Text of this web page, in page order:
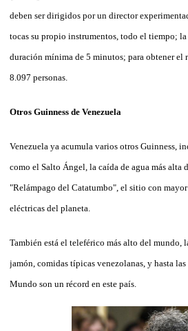
deben ser dirigidos por un director
tocas su propio instrumentos, todo el tiempo; la
duración mínima de 5 minutos; para obtener el
8.097 personas.
Otros Guinness de Venezuela
Venezuela ya acumula varios otros Guinness,
como el Salto Ángel, la caída de agua más alta
"Relámpago del Catatumbo", el sitio con
eléctricas del planeta.
También está el teleférico más alto del mundo,
jamón, comidas típicas venezolanas, y hasta
Mundo son un récord en este país.